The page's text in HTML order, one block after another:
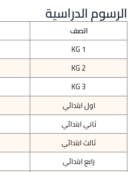
الرسوم الدراسية
الصف
KG 1
KG 2
KG 3
اول ابتدائي
ثاني ابتدائي
ثالث ابتدائي
رابع ابتدائي